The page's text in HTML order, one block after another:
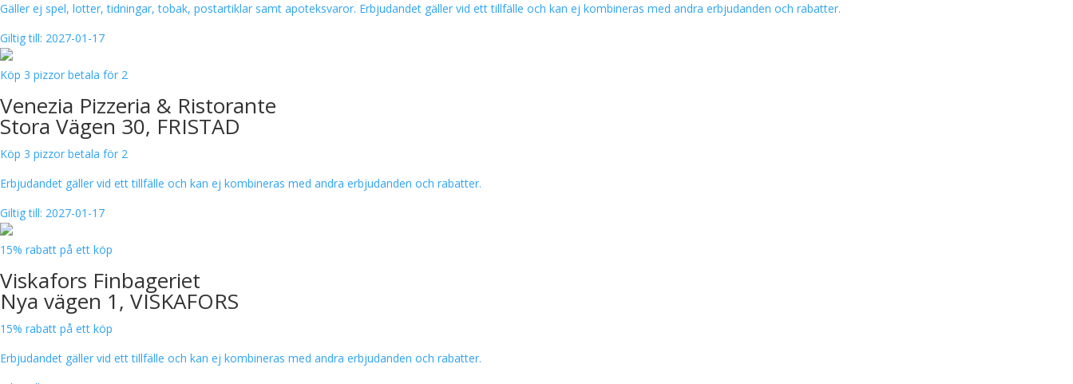
Gäller ej spel, lotter, tidningar, tobak, postartiklar samt apoteksvaror. Erbjudandet gäller vid ett tillfälle och kan ej kombineras med andra erbjudanden och rabatter.
Giltig till: 2027-01-17
Köp 3 pizzor betala för 2
Venezia Pizzeria & Ristorante
Stora Vägen 30, FRISTAD
Köp 3 pizzor betala för 2
Erbjudandet gäller vid ett tillfälle och kan ej kombineras med andra erbjudanden och rabatter.
Giltig till: 2027-01-17
15% rabatt på ett köp
Viskafors Finbageriet
Nya vägen 1, VISKAFORS
15% rabatt på ett köp
Erbjudandet gäller vid ett tillfälle och kan ej kombineras med andra erbjudanden och rabatter.